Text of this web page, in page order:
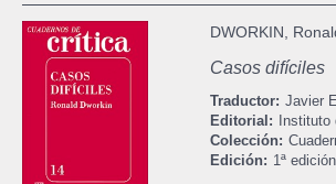
DWORKIN,
Casos difíciles
Traductor: Javier
Editorial:
Colección:
Edición: 1ª